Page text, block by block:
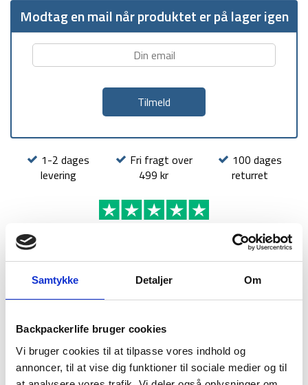
Samtykke Detaljer Om
Backpackerlife bruger cookies
Vi bruger cookies til at tilpasse vores indhold og
annoncer, til at vise dig funktioner til sociale medier og til
Modtag en mail når produktet er på lager igen
1-2 dages
levering
Fri fragt over
499 kr
100 dages
returret
BESKRIVELSE BRAND
komfortabelt liggeunderlag, som kan bruges til både
outdoor-, camping og rejser.
Liggeunderlaget er designet med en praktisk indbygget
fodpumpe, så du let kan puste liggeunderlaget op, når du er